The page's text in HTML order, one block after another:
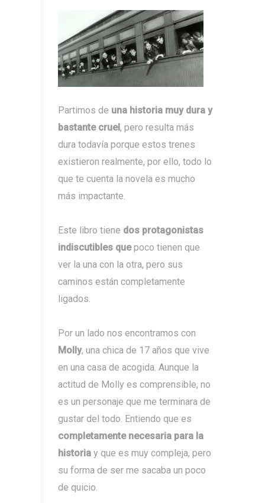
Partimos de una historia muy dura y
bastante cruel, pero resulta más
dura todavía porque estos trenes
existieron realmente, por ello, todo lo
que te cuenta la novela es mucho
más impactante.
Este libro tiene dos protagonistas
indiscutibles quepoco tienen que
ver la una con la otra, pero sus
caminos están completamente
ligados.
Por un lado nos encontramos con
Molly, una chica de 17 años que vive
en una casa de acogida. Aunque la
actitud de Molly es comprensible, no
es un personaje que me terminara de
gustar del todo. Entiendo que es
completamente necesaria para la
historia y que es muy compleja, pero
su forma de ser me sacaba un poco
de quicio.